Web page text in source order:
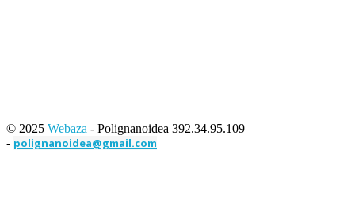
© 2025 Webaza - Polignanoidea 392.34.95.109
- polignanoidea@gmail.com